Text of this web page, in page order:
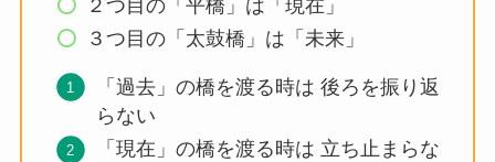
２つ目の「平橋」は「現在」
３つ目の「太鼓橋」は「未来」
「過去」の橋を渡る時は 後ろを振り返
らない
「現在」の橋を渡る時は 立ち止まらな